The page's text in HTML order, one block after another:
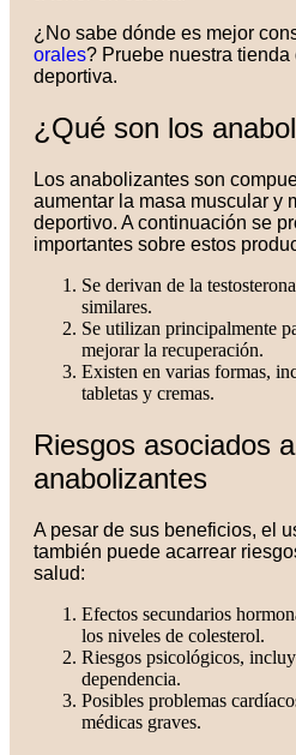
¿No sabe dónde es mejor
orales? Pruebe nuestra tienda
deportiva.
¿Qué son los
Los anabolizantes son
aumentar la masa muscular y
deportivo. A continuación se
importantes sobre estos
Se derivan de la
similares.
Se utilizan principalmente
mejorar la recuperación.
Existen en varias formas,
tabletas y cremas.
Riesgos asociados
anabolizantes
A pesar de sus beneficios, el
también puede acarrear
salud:
Efectos secundarios
los niveles de colesterol.
Riesgos psicológicos,
dependencia.
Posibles problemas
médicas graves.